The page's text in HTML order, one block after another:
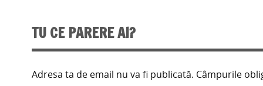
TU CE PARERE AI?
Adresa ta de email nu va fi publicată. Câmpurile